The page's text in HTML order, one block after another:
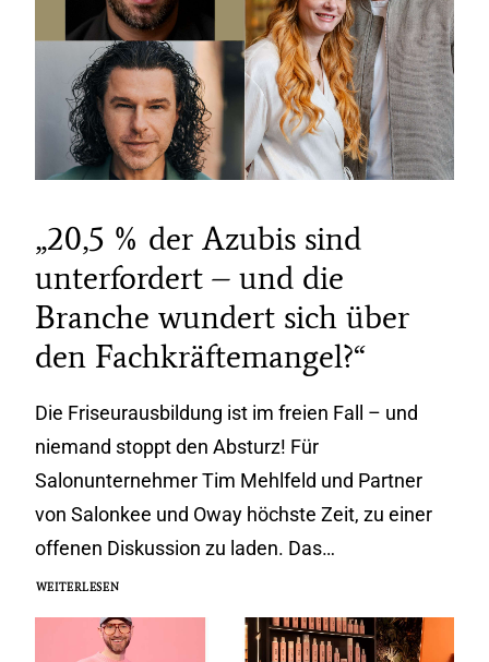
„20,5 % der Azubis sind
unterfordert – und die
Branche wundert sich über
den Fachkräftemangel?“
Die Friseurausbildung ist im freien Fall – und
niemand stoppt den Absturz! Für
Salonunternehmer Tim Mehlfeld und Partner
von Salonkee und Oway höchste Zeit, zu einer
offenen Diskussion zu laden. Das…
WEITERLESEN